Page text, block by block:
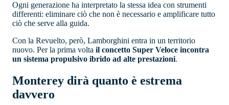
Ogni generazione ha interpretato la stessa idea con strumenti
differenti: eliminare ciò che non è necessario e amplificare tutto
ciò che serve alla guida.
Con la Revuelto, però, Lamborghini entra in un territorio
nuovo. Per la prima volta il concetto Super Veloce incontra
un sistema propulsivo ibrido ad alte prestazioni.
Monterey dirà quanto è estrema
davvero